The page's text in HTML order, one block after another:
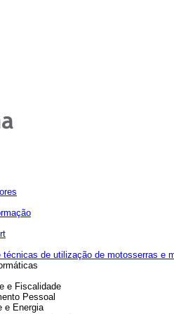
técnicas de utilização de motosserras e
e Fiscalidade
Pessoal
e Energia